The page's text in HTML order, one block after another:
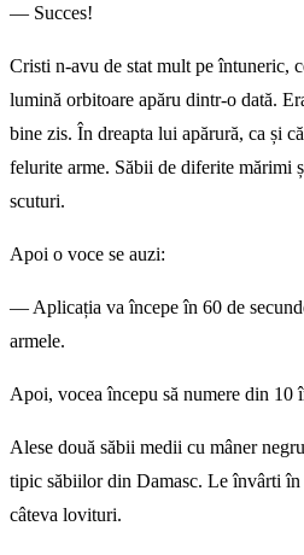
— Succes!
Cristi n-avu de stat mult pe întuneric,
lumină orbitoare apăru dintr-o dată.
bine zis. În dreapta lui apărură, ca și
felurite arme. Săbii de diferite mărimi
scuturi.
Apoi o voce se auzi:
— Aplicația va începe în 60 de
armele.
Apoi, vocea începu să numere din 10
Alese două săbii medii cu mâner
tipic săbiilor din Damasc. Le învârti în
câteva lovituri.